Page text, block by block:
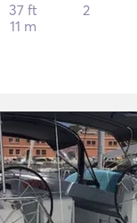
37 ft
11 m
2